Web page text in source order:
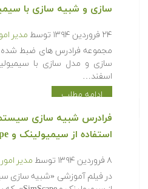
سازی و شبیه سازی با
۲۴ فروردین ۱۳۹۴ توسط مدیر
مجموعه فرادرس های ضبط
اسفند…
ادامه مطلب
فرادرس شبیه سازی
استفاده از سیمیولینک و SimScape
۸ فروردین ۱۳۹۴ توسط مدیر
در فیلم آموزشی «شبیه سازی